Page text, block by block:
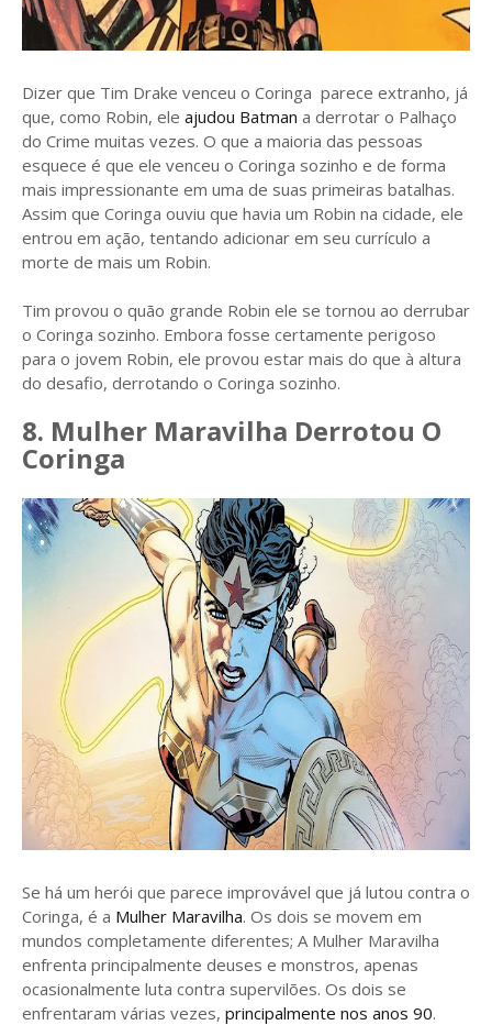
Dizer que Tim Drake venceu o Coringa parece extranho, já
que, como Robin, ele ajudou Batman a derrotar o Palhaço
do Crime muitas vezes. O que a maioria das pessoas
esquece é que ele venceu o Coringa sozinho e de forma
mais impressionante em uma de suas primeiras batalhas.
Assim que Coringa ouviu que havia um Robin na cidade, ele
entrou em ação, tentando adicionar em seu currículo a
morte de mais um Robin.
Tim provou o quão grande Robin ele se tornou ao derrubar
o Coringa sozinho. Embora fosse certamente perigoso
para o jovem Robin, ele provou estar mais do que à altura
do desafio, derrotando o Coringa sozinho.
8. Mulher Maravilha Derrotou O
Coringa
Se há um herói que parece improvável que já lutou contra o
Coringa, é a Mulher Maravilha. Os dois se movem em
mundos completamente diferentes; A Mulher Maravilha
enfrenta principalmente deuses e monstros, apenas
ocasionalmente luta contra supervilões. Os dois se
enfrentaram várias vezes, principalmente nos anos 90.